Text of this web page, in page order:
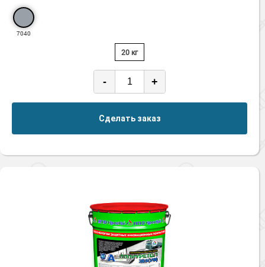
7040
20 кг
- +
Сделать заказ